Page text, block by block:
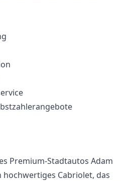
Premium-Stadtautos Adam
hochwertiges Cabriolet, das